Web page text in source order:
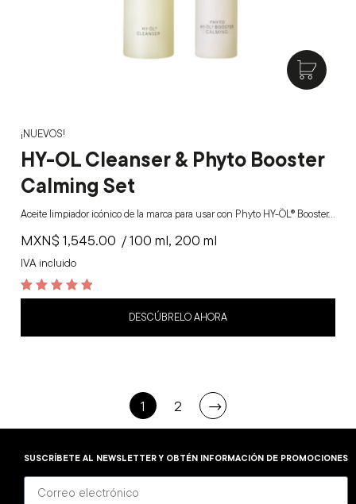
¡NUEVOS!
HY-OL Cleanser & Phyto Booster
Calming Set
Aceite limpiador icónico de la marca para usar con Phyto HY-ÖL® Booster.…
MXN$ 1,545.00
IVA incluido
/ 100 ml, 200 ml
5
DESCÚBRELO AHORA
1 2 →
SUSCRÍBETE AL NEWSLETTER Y OBTÉN INFORMACIÓN DE PROMOCIONES